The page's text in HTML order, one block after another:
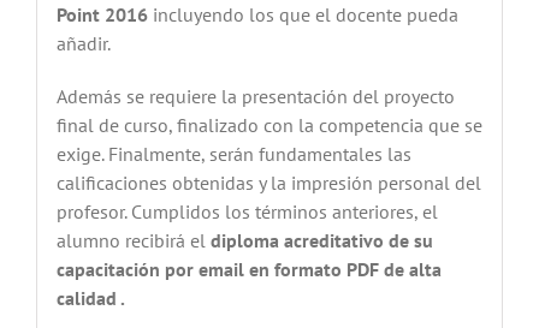
Point 2016 incluyendo los que el docente pueda
añadir.
Además se requiere la presentación del proyecto
final de curso, finalizado con la competencia que se
exige. Finalmente, serán fundamentales las
calificaciones obtenidas y la impresión personal del
profesor. Cumplidos los términos anteriores, el
alumno recibirá el diploma acreditativo de su
capacitación por email en formato PDF de alta
calidad .